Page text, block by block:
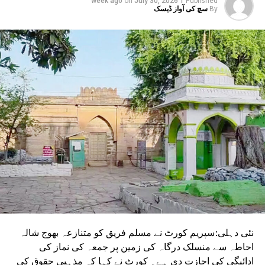
By سچ کی آواز ڈیسک
نئی دہلی:سپریم کورٹ نے مسلم فریق کو متنازعہ بھوج شالہ
احاطہ سے منسلک درگاہ کی زمین پر جمعہ کی نماز کی
ادائیگی کی اجازت دی ہے۔ کورٹ نے کہا کہ مذہبی حقوق کی